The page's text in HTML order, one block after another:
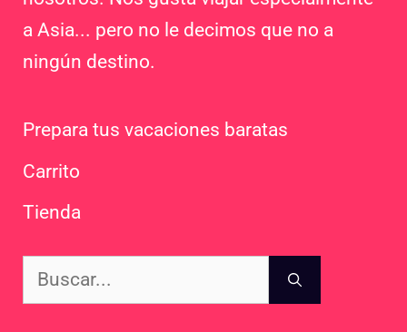
a Asia... pero no le decimos que no a
ningún destino.
Prepara tus vacaciones baratas
Carrito
Tienda
Buscar: